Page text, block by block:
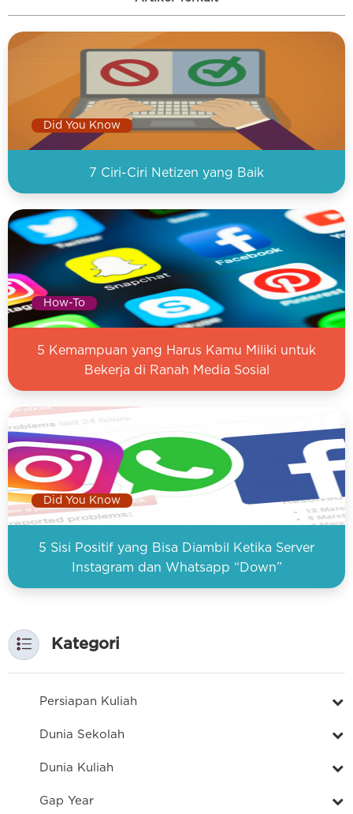
Did You Know
7 Ciri-Ciri Netizen yang Baik
How-To
5 Kemampuan yang Harus Kamu Miliki untuk
Bekerja di Ranah Media Sosial
Did You Know
5 Sisi Positif yang Bisa Diambil Ketika Server
Instagram dan Whatsapp “Down”
Kategori
Persiapan Kuliah
Dunia Sekolah
Dunia Kuliah
Gap Year